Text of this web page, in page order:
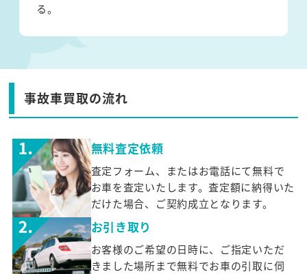
る。
事故車買取の流れ
無料査定依頼
査定フォーム、またはお電話にて無料で
お車を査定いたします。査定額に納得いた
だけた場合、ご契約成立となります。
お引き取り
お客様のご希望の日時に、ご指定いただ
きました場所まで無料でお車の引取に伺